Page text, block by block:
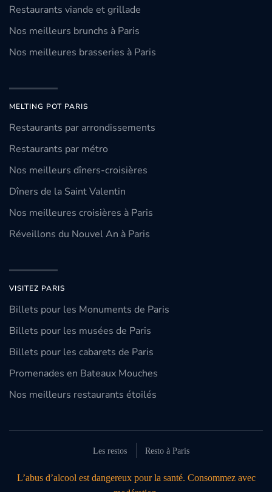
Restaurants viande et grillade
Nos meilleurs brunchs à Paris
Nos meilleures brasseries à Paris
MELTING POT PARIS
Restaurants par arrondissements
Restaurants par métro
Nos meilleurs dîners-croisières
Dîners de la Saint Valentin
Nos meilleures croisières à Paris
Réveillons du Nouvel An à Paris
VISITEZ PARIS
Billets pour les Monuments de Paris
Billets pour les musées de Paris
Billets pour les cabarets de Paris
Promenades en Bateaux Mouches
Nos meilleurs restaurants étoilés
Les restos Resto à Paris
L’abus d’alcool est dangereux pour la santé. Consommez avec